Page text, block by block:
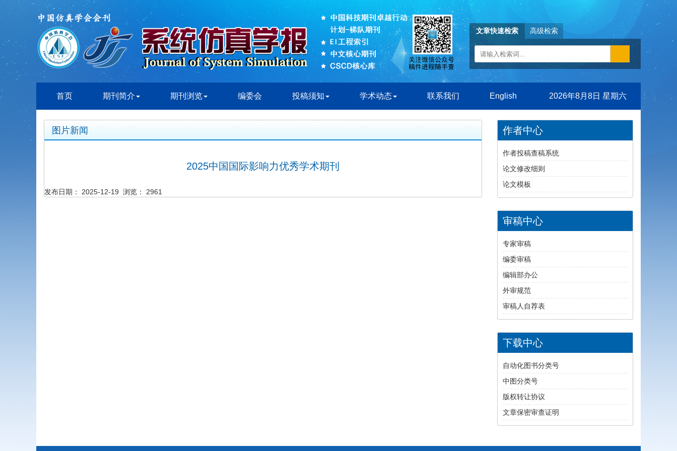
文章快速检索 高级检索
首页 期刊简介 期刊浏览 编委会 投稿须知 学术动态 联系我们 English 2026年8月8日 星期六
图片新闻
2025中国国际影响力优秀学术期刊
发布日期： 2025-12-19 浏览： 2961
作者中心
作者投稿查稿系统
论文修改细则
论文模板
审稿中心
专家审稿
编委审稿
编辑部办公
外审规范
审稿人自荐表
下载中心
自动化图书分类号
中图分类号
版权转让协议
文章保密审查证明